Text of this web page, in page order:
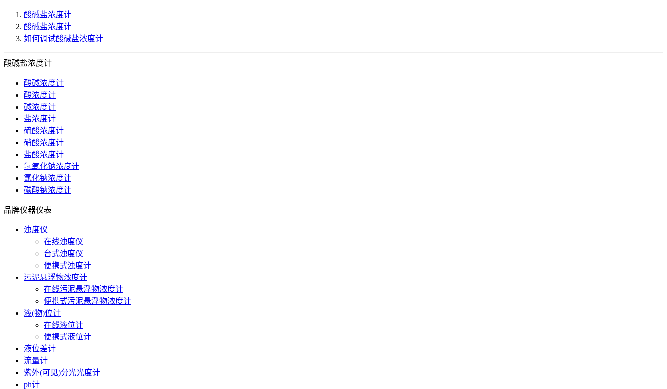
酸碱盐浓度计
酸碱盐浓度计
如何调试酸碱盐浓度计
酸碱盐浓度计
酸碱浓度计
酸浓度计
碱浓度计
盐浓度计
硫酸浓度计
硝酸浓度计
盐酸浓度计
氢氧化钠浓度计
氯化钠浓度计
碳酸钠浓度计
品牌仪器仪表
浊度仪
在线浊度仪
台式浊度仪
便携式浊度计
污泥悬浮物浓度计
在线污泥悬浮物浓度计
便携式污泥悬浮物浓度计
液(物)位计
在线液位计
便携式液位计
液位差计
流量计
紫外(可见)分光光度计
ph计